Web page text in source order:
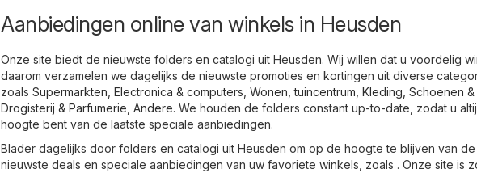
Aanbiedingen online van winkels in Heusden
Onze site biedt de nieuwste folders en catalogi uit Heusden. Wij willen dat u voordelig
daarom verzamelen we dagelijks de nieuwste promoties en kortingen uit diverse
zoals Supermarkten Electronica & computers Wonen, tuincentrum Kleding, Schoenen
Drogisterij & Parfumerie Andere. We houden de folders constant up-to-date, zodat u
hoogte bent van de laatste speciale aanbiedingen.
Blader dagelijks door folders en catalogi uit Heusden om op de hoogte te blijven van de
nieuwste deals en speciale aanbiedingen van uw favoriete winkels, zoals . Onze site is